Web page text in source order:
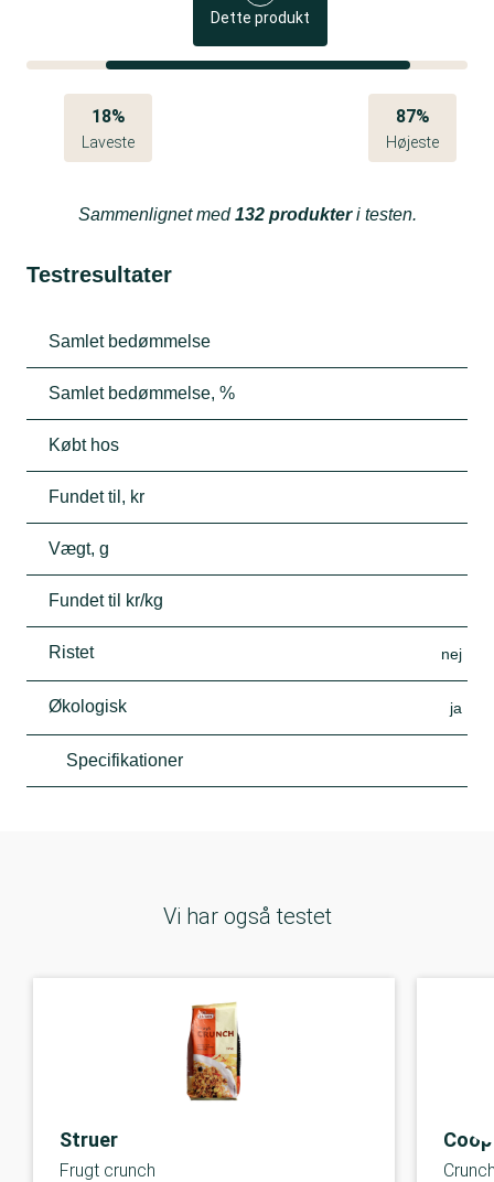
Dette produkt
18%
Laveste
87%
Højeste
Sammenlignet med132 produkteri testen.
Testresultater
Samlet bedømmelse
Samlet bedømmelse, %
Købt hos
Fundet til, kr
Vægt, g
Fundet til kr/kg
Ristet nej
Økologisk ja
Specifikationer
Vi har også testet
Struer
Frugt crunch